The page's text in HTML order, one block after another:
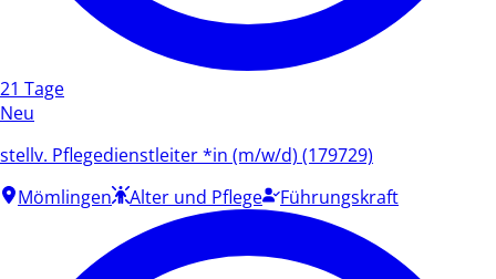
21 Tage
Neu
stellv. Pflegedienstleiter *in (m/w/d) (179729)
Mömlingen
Alter und Pflege Führungskraft